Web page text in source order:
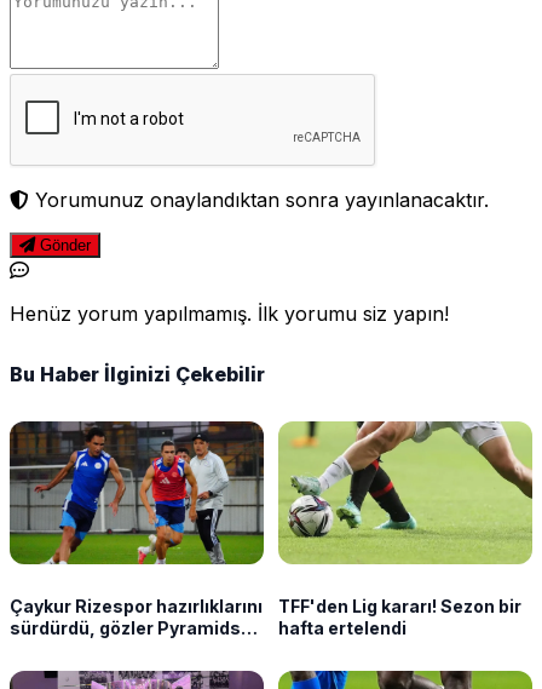
Yorumunuz onaylandıktan sonra yayınlanacaktır.
Gönder
Henüz yorum yapılmamış. İlk yorumu siz yapın!
Bu Haber İlginizi Çekebilir
Çaykur Rizespor hazırlıklarını
sürdürdü, gözler Pyramids
TFF'den Lig kararı! Sezon bir
hafta ertelendi